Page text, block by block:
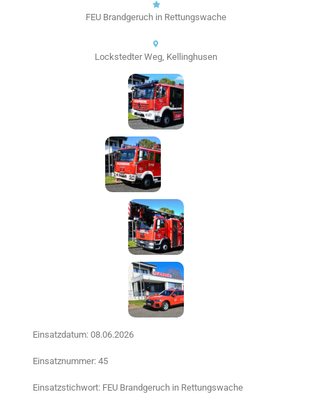
FEU Brandgeruch in Rettungswache
Lockstedter Weg, Kellinghusen
Einsatzdatum: 08.06.2026
Einsatznummer: 45
Einsatzstichwort: FEU Brandgeruch in Rettungswache